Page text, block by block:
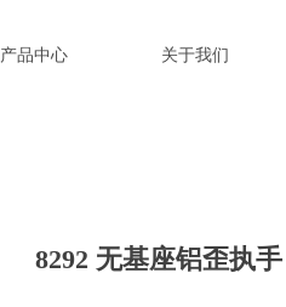
产品中心 关于我们
8292 无基座铝歪执手